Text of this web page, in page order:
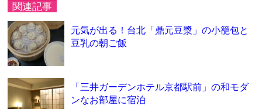
関連記事
元気が出る！台北「鼎元豆漿」の小籠包と
豆乳の朝ご飯
「三井ガーデンホテル京都駅前」の和モダ
ンなお部屋に宿泊